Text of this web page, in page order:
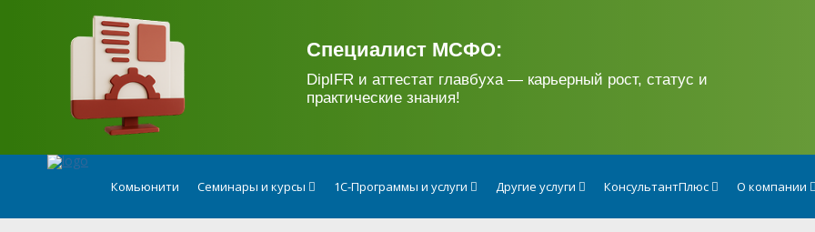
Специалист МСФО:
DipIFR и аттестат главбуха — карьерный рост, статус и
практические знания!
Комьюнити Семинары и курсы 1С-Программы и услуги Другие услуги КонсультантПлюс О компании